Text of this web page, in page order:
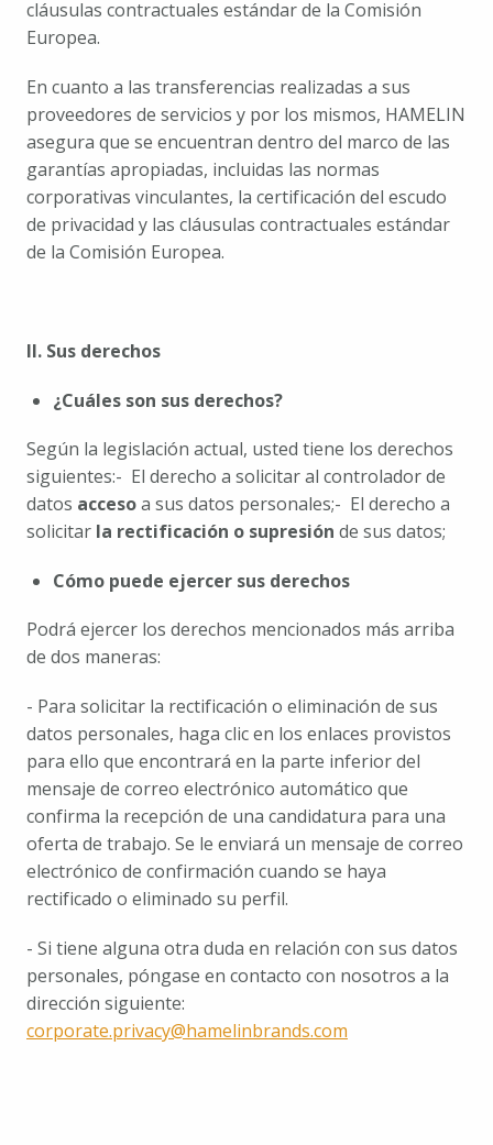
cláusulas contractuales estándar de la Comisión
Europea.
En cuanto a las transferencias realizadas a sus
proveedores de servicios y por los mismos, HAMELIN
asegura que se encuentran dentro del marco de las
garantías apropiadas, incluidas las normas
corporativas vinculantes, la certificación del escudo
de privacidad y las cláusulas contractuales estándar
de la Comisión Europea.
II. Sus derechos
¿Cuáles son sus derechos?
Según la legislación actual, usted tiene los derechos
siguientes:-  El derecho a solicitar al controlador de
datos acceso a sus datos personales;-  El derecho a
solicitar la rectificación o supresión de sus datos;
Cómo puede ejercer sus derechos
Podrá ejercer los derechos mencionados más arriba
de dos maneras:
- Para solicitar la rectificación o eliminación de sus
datos personales, haga clic en los enlaces provistos
para ello que encontrará en la parte inferior del
mensaje de correo electrónico automático que
confirma la recepción de una candidatura para una
oferta de trabajo. Se le enviará un mensaje de correo
electrónico de confirmación cuando se haya
rectificado o eliminado su perfil.
- Si tiene alguna otra duda en relación con sus datos
personales, póngase en contacto con nosotros a la
corporate.privacy@hamelinbrands.com